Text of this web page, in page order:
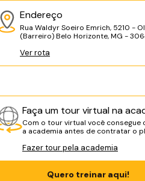
Endereço
Rua Waldyr Soeiro Emrich, 5210 -
(Barreiro) Belo Horizonte, MG -
Ver rota
Faça um tour virtual na
Com o tour virtual você consegue
a academia antes de contratar o
Fazer tour pela academia
Quero treinar aqui!